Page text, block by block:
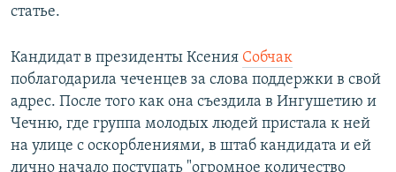
статье.
Кандидат в президенты Ксения Собчак
поблагодарила чеченцев за слова поддержки в свой
адрес. После того как она съездила в Ингушетию и
Чечню, где группа молодых людей пристала к ней
на улице с оскорблениями, в штаб кандидата и ей
лично начало поступать "огромное количество